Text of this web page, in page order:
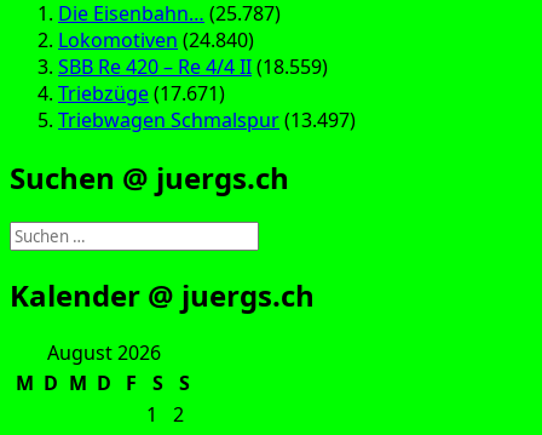
Die Eisenbahn… (25.787)
Lokomotiven (24.840)
SBB Re 420 – Re 4/4 II(18.559)
Triebzüge(17.671)
Triebwagen Schmalspur(13.497)
Suchen @ juergs.ch
Suchen
nach:
Kalender @ juergs.ch
August 2026
M D M D F S
S
1
2